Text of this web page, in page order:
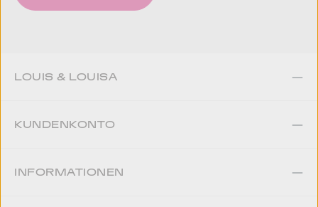
LOUIS & LOUISA
KUNDENKONTO
INFORMATIONEN